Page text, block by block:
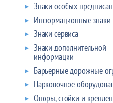
Знаки особых
Информационные знаки
Знаки сервиса
Знаки дополнительной
информации
Барьерные дорожные
Парковочное
Опоры, стойки и